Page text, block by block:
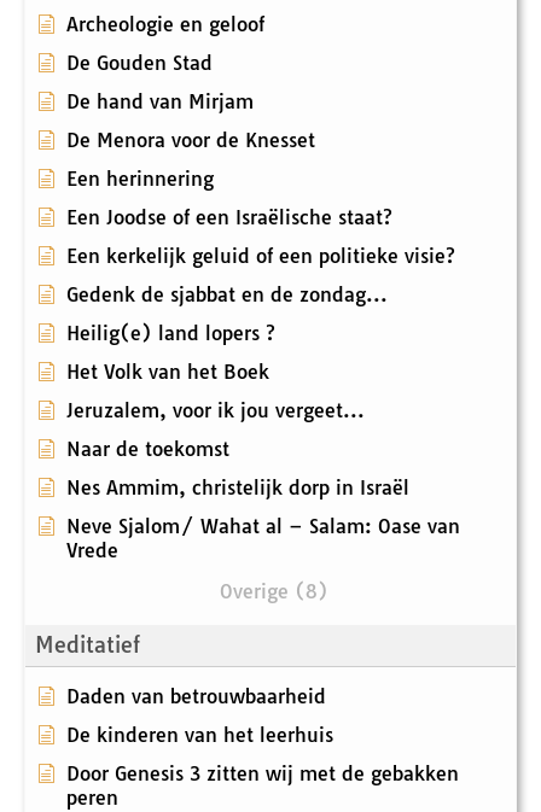
Archeologie en geloof
De Gouden Stad
De hand van Mirjam
De Menora voor de Knesset
Een herinnering
Een Joodse of een Israëlische staat?
Een kerkelijk geluid of een politieke visie?
Gedenk de sjabbat en de zondag...
Heilig(e) land lopers ?
Het Volk van het Boek
Jeruzalem, voor ik jou vergeet...
Naar de toekomst
Nes Ammim, christelijk dorp in Israël
Neve Sjalom/ Wahat al – Salam: Oase van
Vrede
Overige (8)
Meditatief
Daden van betrouwbaarheid
De kinderen van het leerhuis
Door Genesis 3 zitten wij met de gebakken
peren